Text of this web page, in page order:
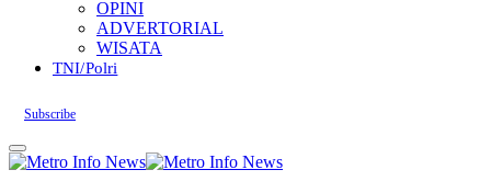
OPINI
ADVERTORIAL
WISATA
TNI/Polri
Subscribe